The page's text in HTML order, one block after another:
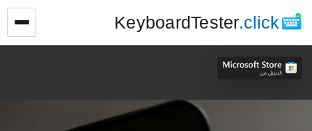
KeyboardTester.click